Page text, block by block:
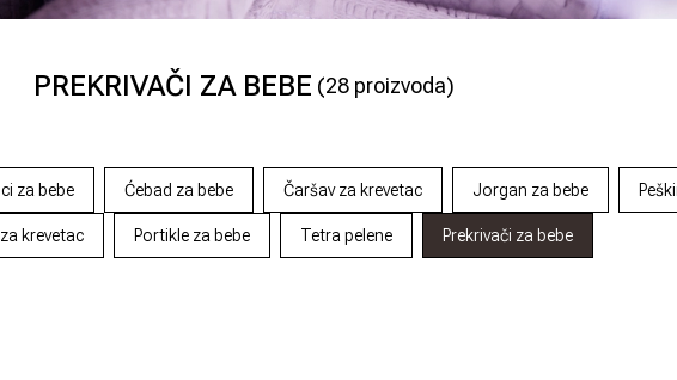
PREKRIVAČI ZA BEBE (28 proizvoda)
za bebe Ćebad za bebe Čaršav za krevetac Jorgan za bebe
krevetac Portikle za bebe Tetra pelene Prekrivači za bebe